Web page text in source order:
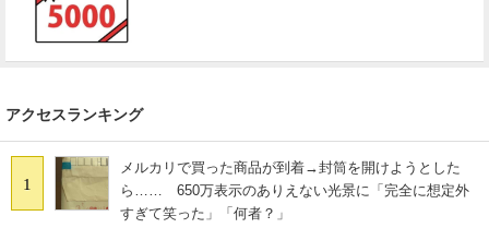
アクセスランキング
1
メルカリで買った商品が到着→封筒を開けようとした
ら…… 650万表示のありえない光景に「完全に想定外
すぎて笑った」「何者？」